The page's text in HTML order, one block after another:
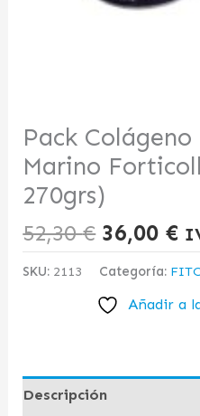
Pack
Marino
270grs)
52,30€ 36,00 €
SKU: 2113 Categoría:
Añadir a
Descripción